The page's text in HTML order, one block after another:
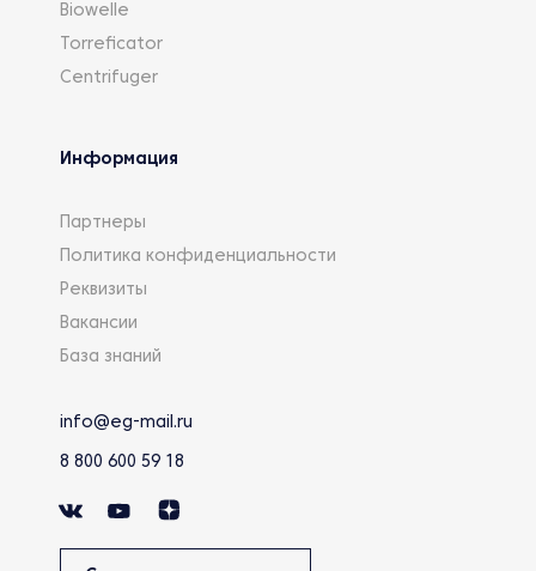
Biowelle
Torreficator
Centrifuger
Информация
Партнеры
Политика конфиденциальности
Реквизиты
Вакансии
База знаний
info@eg-mail.ru
8 800 600 59 18